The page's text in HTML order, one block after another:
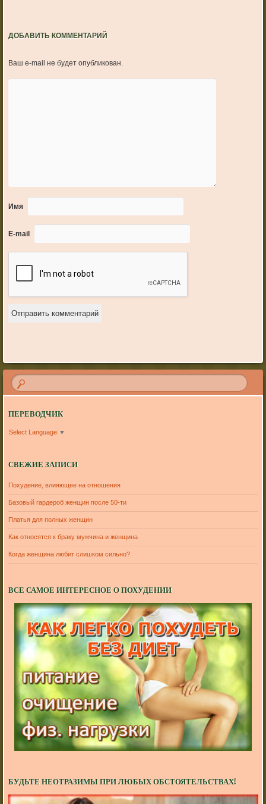
ДОБАВИТЬ КОММЕНТАРИЙ
Ваш e-mail не будет опубликован.
Имя
E-mail
ПЕРЕВОДЧИК
Select Language ▼
СВЕЖИЕ ЗАПИСИ
Похудение, влияющее на отношения
Базовый гардероб женщин после 50-ти
Платья для полных женщин
Как относятся к браку мужчина и женщина
Когда женщина любит слишком сильно?
ВСЕ САМОЕ ИНТЕРЕСНОЕ О ПОХУДЕНИИ
БУДЬТЕ НЕОТРАЗИМЫ ПРИ ЛЮБЫХ ОБСТОЯТЕЛЬСТВАХ!